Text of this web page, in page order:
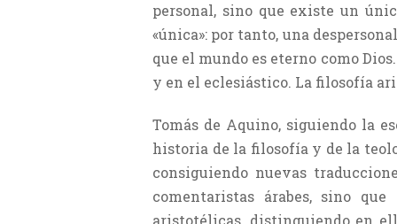
personal, sino que existe un
«única»: por tanto, una
que el mundo es eterno como
y en el eclesiástico. La filosofía
Tomás de Aquino, siguiendo la
historia de la filosofía y de la
consiguiendo nuevas
comentaristas árabes, sino
aristotélicas, distinguiendo en